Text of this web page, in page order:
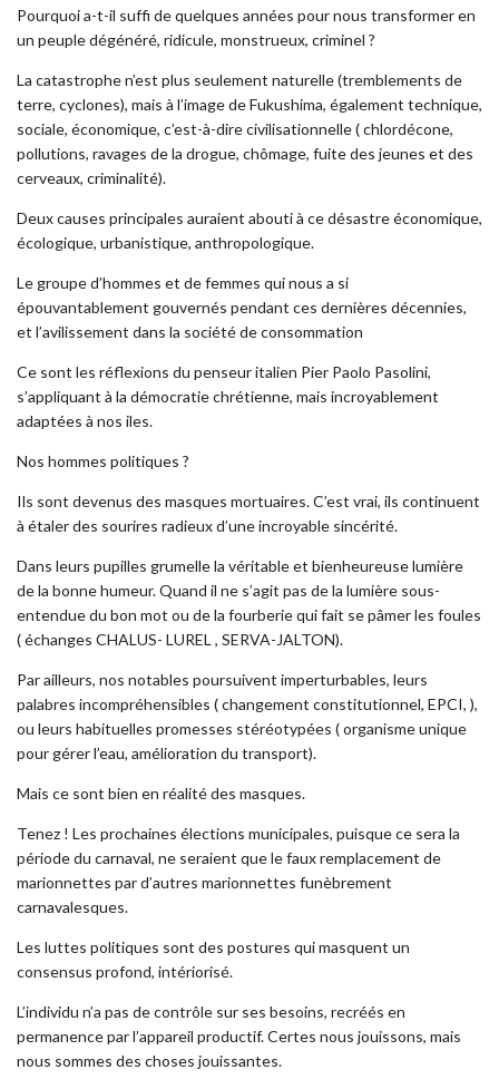
Pourquoi a-t-il suffi de quelques années pour nous transformer en
un peuple dégénéré, ridicule, monstrueux, criminel ?
La catastrophe n’est plus seulement naturelle (tremblements de
terre, cyclones), mais à l’image de Fukushima, également technique,
sociale, économique, c’est-à-dire civilisationnelle ( chlordécone,
pollutions, ravages de la drogue, chômage, fuite des jeunes et des
cerveaux, criminalité).
Deux causes principales auraient abouti à ce désastre économique,
écologique, urbanistique, anthropologique.
Le groupe d’hommes et de femmes qui nous a si
épouvantablement gouvernés pendant ces dernières décennies,
et l’avilissement dans la société de consommation
Ce sont les réflexions du penseur italien Pier Paolo Pasolini,
s’appliquant à la démocratie chrétienne, mais incroyablement
adaptées à nos iles.
Nos hommes politiques ?
Ils sont devenus des masques mortuaires. C’est vrai, ils continuent
à étaler des sourires radieux d’une incroyable sincérité.
Dans leurs pupilles grumelle la véritable et bienheureuse lumière
de la bonne humeur. Quand il ne s’agit pas de la lumière sous-
entendue du bon mot ou de la fourberie qui fait se pâmer les foules
( échanges CHALUS- LUREL , SERVA-JALTON).
Par ailleurs, nos notables poursuivent imperturbables, leurs
palabres incompréhensibles ( changement constitutionnel, EPCI, ),
ou leurs habituelles promesses stéréotypées ( organisme unique
pour gérer l’eau, amélioration du transport).
Mais ce sont bien en réalité des masques.
Tenez ! Les prochaines élections municipales, puisque ce sera la
période du carnaval, ne seraient que le faux remplacement de
marionnettes par d’autres marionnettes funèbrement
carnavalesques.
Les luttes politiques sont des postures qui masquent un
consensus profond, intériorisé.
L’individu n’a pas de contrôle sur ses besoins, recréés en
permanence par l’appareil productif. Certes nous jouissons, mais
nous sommes des choses jouissantes.